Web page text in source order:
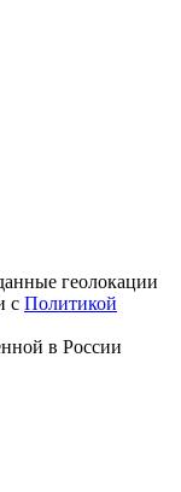
геолокации
с Политикой
в России